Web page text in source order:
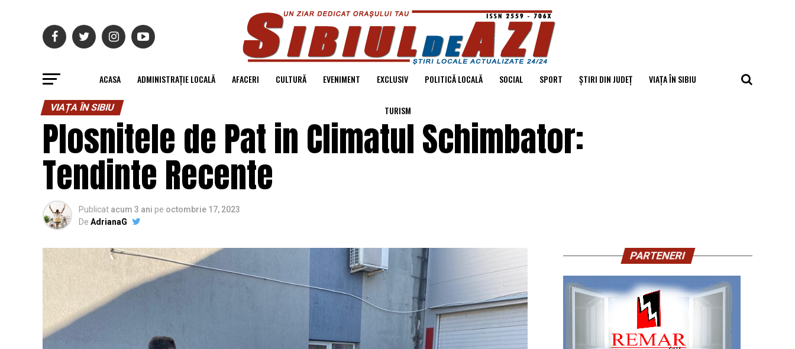
ACASA ADMINISTRAȚIE LOCALĂ AFACERI CULTURĂ EVENIMENT EXCLUSIV POLITICĂ LOCALĂ SOCIAL SPORT ȘTIRI DIN JUDEȚ VIAȚA ÎN SIBIU
TURISM
VIAȚA ÎN SIBIU
Plosnitele de Pat in Climatul Schimbator:
Tendinte Recente
Publicat acum 3 ani pe octombrie 17, 2023
De AdrianaG
PARTENERI